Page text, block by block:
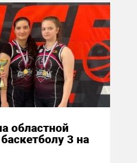
областной
3 на